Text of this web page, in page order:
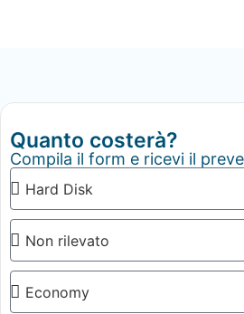
Quanto costerà?
Compila il form e ricevi il